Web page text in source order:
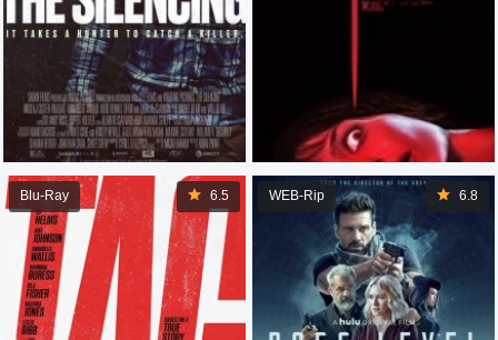
6.8
WEB-Rip
6.5
Blu-Ray